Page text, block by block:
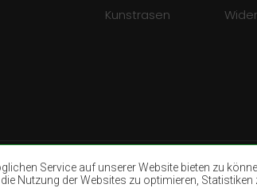
Service auf unserer Website bieten zu
Nutzung der Websites zu optimieren,
Kunstrasen